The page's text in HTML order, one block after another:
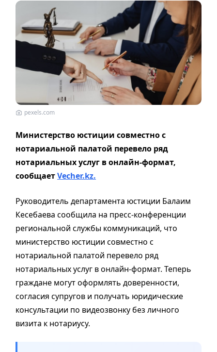
pexels.com
Министерство юстиции совместно с
нотариальной палатой перевело ряд
нотариальных услуг в онлайн-формат,
сообщаетVecher.kz.
Руководитель департамента юстиции Балаим
Кесебаева сообщила на пресс-конференции
региональной службы коммуникаций, что
министерство юстиции совместно с
нотариальной палатой перевело ряд
нотариальных услуг в онлайн-формат. Теперь
граждане могут оформлять доверенности,
согласия супругов и получать юридические
консультации по видеозвонку без личного
визита к нотариусу.